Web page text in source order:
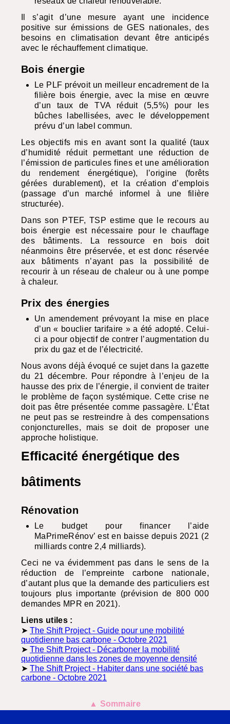
Il s’agit d’une mesure ayant une incidence
positive sur émissions deGES nationales, des
besoins en climatisation devant être anticipés
avec le réchauffement climatique.
Bois énergie
Le PLF prévoit un meilleur encadrement de la
filière bois énergie, avec la mise en œuvre
d’un taux deTVAréduit (5,5%) pour les
bûches labellisées, avec le développement
prévu d’un label commun.
Les objectifs mis en avant sont la qualité (taux
d’humidité réduit permettant une réduction de
l’émission de particules fines et une amélioration
du rendement énergétique), l’origine (forêts
gérées durablement), et la création d’emplois
(passage d’un marché informel à une filière
structurée).
Dans son PTEF,TSP estime que le recours au
bois énergie est nécessaire pour le chauffage
des bâtiments. La ressource en bois doit
néanmoins être préservée, et est donc réservée
aux bâtiments n’ayant pas la possibilité de
recourir à un réseau de chaleur ou à une pompe
à chaleur.
Prix des énergies
Un amendement prévoyant la mise en place
d’un « bouclier tarifaire » a été adopté. Celui-
ci a pour objectif de contrer l’augmentation du
prix du gaz et de l’électricité.
Nous avons déjà évoqué ce sujet dans la gazette
du 21 décembre. Pour répondre à l’enjeu de la
hausse des prix de l’énergie, il convient de traiter
le problème de façon systémique. Cette crise ne
doit pas être présentée comme passagère. L’État
ne peut pas se restreindre à des compensations
conjoncturelles, mais se doit de proposer une
approche holistique.
Efficacité énergétique des
bâtiments
Rénovation
Le budget pour financer l’aide
MaPrimeRénov’ est en baisse depuis 2021 (2
milliards contre 2,4 milliards).
Ceci ne va évidemment pas dans le sens de la
réduction de l’empreinte carbone nationale,
d’autant plus que la demande des particuliers est
toujours plus importante (prévision de 800 000
demandes MPR en 2021).
Liens utiles :
➤ The Shift Project - Guide pour une mobilité
quotidienne bas carbone - Octobre 2021
➤ The Shift Project - Décarboner la mobilité
quotidienne dans les zones de moyenne densité
➤ The Shift Project - Habiter dans une société bas
carbone - Octobre 2021
▲ Sommaire